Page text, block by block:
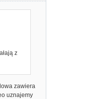
z
zawiera
uznajemy